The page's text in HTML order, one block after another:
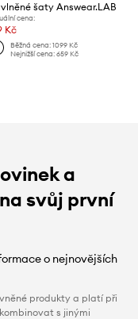
šaty Answear.LAB
cena:
Kč
Běžná cena: 1099 Kč
Nejnižší cena: 659 Kč
a
svůj první
o nejnovějších
produkty a platí při
s jinými